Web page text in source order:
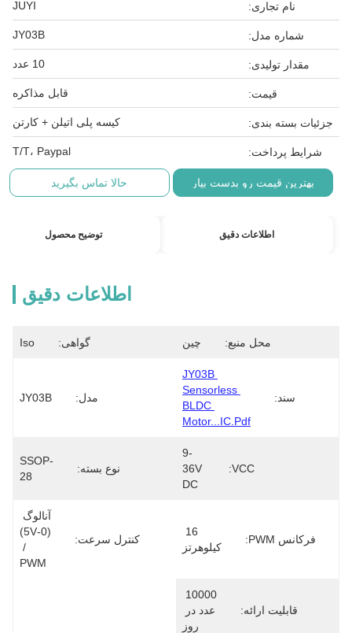
نام تجاری: JUYI
شماره مدل: JY03B
مقدار تولیدی: 10 عدد
قیمت: قابل مذاکره
جزئیات بسته بندی: کیسه پلی اتیلن + کارتن
شرایط پرداخت: T/T، Paypal
بهترین قیمت رو بدست بیار حالا تماس بگیرید
اطلاعات دقیق توضیح محصول
اطلاعات دقیق
محل منبع: چین گواهی: Iso
سند:
JY03B
Sensorless
BLDC
Motor...IC.pdf
مدل: JY03B
VCC:
9-
36V
DC
نوع بسته:
SSOP-
28
فرکانس PWM:
کیلوهرتز
کنترل سرعت:
PWM
قابلیت ارائه:
روز